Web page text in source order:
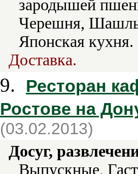
зародышей
Черешня,
Японская кухня.
Доставка.
9.
Ресторан
Ростове на
(03.02.2013)
Досуг,
Выпускные,